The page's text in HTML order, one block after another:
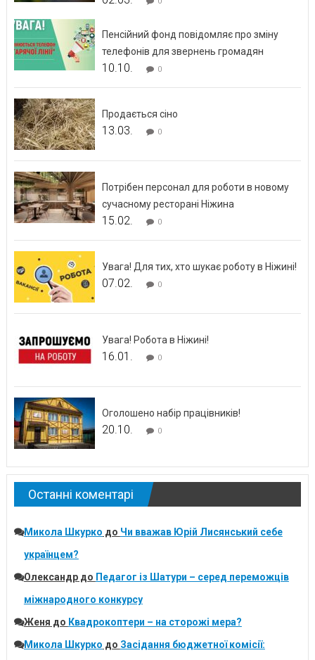
Пенсійний фонд повідомляє про зміну
телефонів для звернень громадян
10.10. 0
Продається сіно
13.03. 0
Потрібен персонал для роботи в новому
сучасному ресторані Ніжина
15.02. 0
Увага! Для тих, хто шукає роботу в Ніжині!
07.02. 0
Увага! Робота в Ніжині!
16.01. 0
Оголошено набір працівників!
20.10. 0
Останні коментарі
Микола Шкурко до Чи вважав Юрій Лисянський себе
українцем?
Олександрдо Педагог із Шатури – серед переможців
міжнародного конкурсу
Женя до Квадрокоптери – на сторожі мера?
Микола Шкурко до Засідання бюджетної комісії: